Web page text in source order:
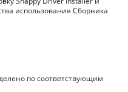
использования Сборника
по соответствующим